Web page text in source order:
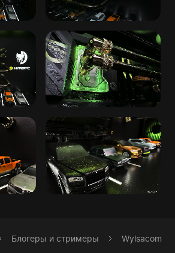
Блогеры и стримеры Wylsacom